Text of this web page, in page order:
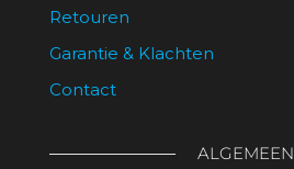
Retouren
Garantie & Klachten
Contact
ALGEMEEN